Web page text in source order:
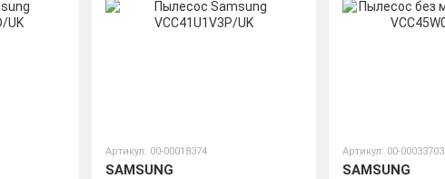
Артикул: 00-00018374
SAMSUNG
Артикул: 00-00033703
SAMSUNG